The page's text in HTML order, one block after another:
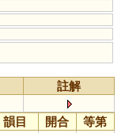
註解
韻目 開合
等第